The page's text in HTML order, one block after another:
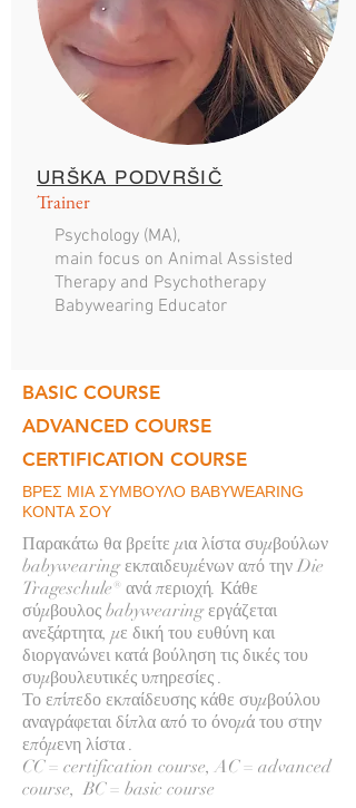
URŠKA PODVRŠIČ
Trainer
Psychology (MA),
main focus on Animal Assisted
Therapy and Psychotherapy
Babywearing Educator
BASIC COURSE
ADVANCED COURSE
CERTIFICATION COURSE
ΒΡΕΣ ΜΙΑ ΣΥΜΒΟΥΛΟ BABYWEARING
ΚΟΝΤΑ ΣΟΥ
Παρακάτω θα βρείτε μια λίστα συμβούλων
babywearing εκπαιδευμένων από την Die
Trageschule® ανά περιοχή. Κάθε
σύμβουλος babywearing εργάζεται
ανεξάρτητα, με δική του ευθύνη και
διοργανώνει κατά βούληση τις δικές του
συμβουλευτικές υπηρεσίες .
Το επίπεδο εκπαίδευσης κάθε συμβούλου
αναγράφεται δίπλα από το όνομά του στην
επόμενη λίστα .
CC = certification course, AC = advanced
course, BC = basic course